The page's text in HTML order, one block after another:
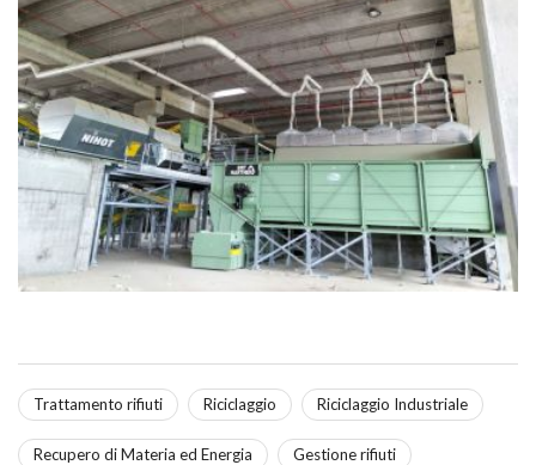
Trattamento rifiuti Riciclaggio Riciclaggio Industriale
Recupero di Materia ed Energia Gestione rifiuti